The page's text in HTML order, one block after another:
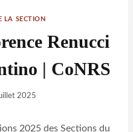
LA SECTION
Renucci
| CoNRS
2025
2025 des Sections du